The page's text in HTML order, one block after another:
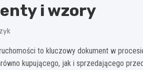
i wzory
to kluczowy dokument w
kupującego, jak i sprzedającego